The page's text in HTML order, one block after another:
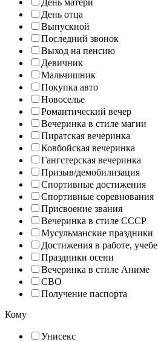
День матери
День отца
Выпускной
Последний звонок
Выход на пенсию
Девичник
Мальчишник
Покупка авто
Новоселье
Романтический вечер
Вечеринка в стиле магии
Пиратская вечеринка
Ковбойская вечеринка
Гангстерская вечеринка
Призыв/демобилизация
Спортивные достижения
Спортивные соревнования
Присвоение звания
Вечеринка в стиле СССР
Мусульманские праздники
Достижения в работе, учебе
Праздники осени
Вечеринка в стиле Аниме
СВО
Получение паспорта
Кому
Унисекс